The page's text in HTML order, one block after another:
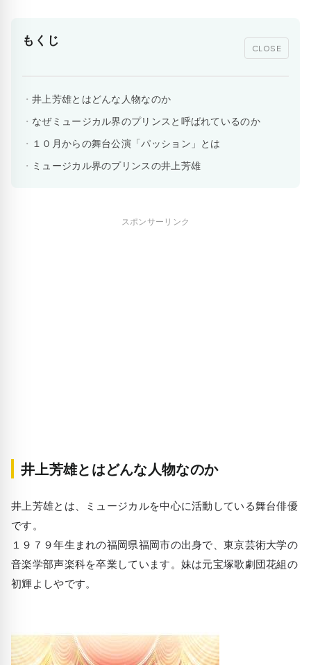
もくじ
CLOSE
井上芳雄とはどんな人物なのか
なぜミュージカル界のプリンスと呼ばれているのか
１０月からの舞台公演「パッション」とは
ミュージカル界のプリンスの井上芳雄
スポンサーリンク
井上芳雄とはどんな人物なのか
井上芳雄とは、ミュージカルを中心に活動している舞台俳優
です。
１９７９年生まれの福岡県福岡市の出身で、東京芸術大学の
音楽学部声楽科を卒業しています。妹は元宝塚歌劇団花組の
初輝よしやです。